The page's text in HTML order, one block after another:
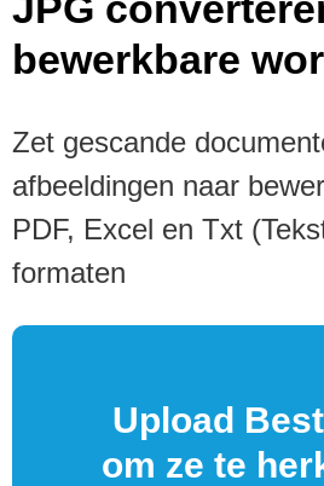
bewerkbare
Zet gescande
afbeeldingen naar
PDF, Excel en Txt
formaten
Upload
om ze te